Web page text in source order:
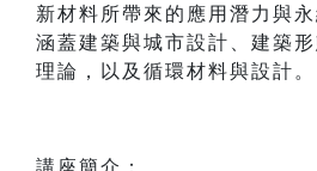
新材料所帶來的應用潛力與
涵蓋建築與城市設計、建築
理論，以及循環材料與設計。